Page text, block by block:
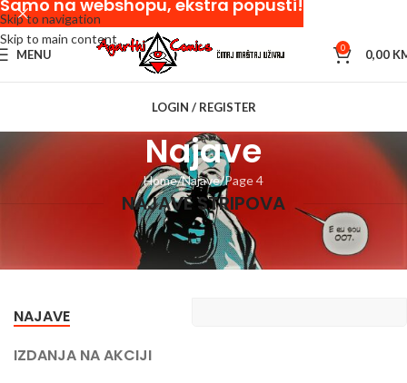
Skip to navigation
Skip to main content
MENU 0 0,00
LOGIN / REGISTER
Najave
Home Najave Page 4
NAJAVE STRIPOVA
NAJAVE
IZDANJA NA AKCIJI
Samo na webshopu, ekstra popusti!